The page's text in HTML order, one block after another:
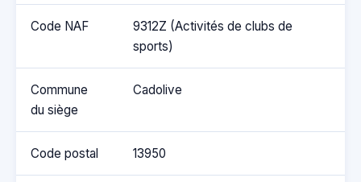
Code NAF
9312Z (Activités de clubs de
sports)
Commune
du siège
Cadolive
Code postal 13950